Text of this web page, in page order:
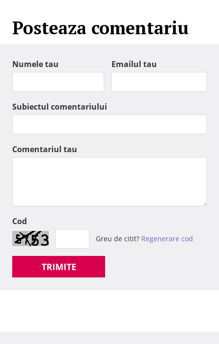
Posteaza comentariu
Numele tau Emailul tau
Subiectul comentariului
Comentariul tau
Cod
Greu de citit? Regenerare cod
TRIMITE